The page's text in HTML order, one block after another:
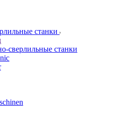
станки
сверлильные станки